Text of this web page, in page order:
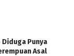
Diduga Punya
Asal